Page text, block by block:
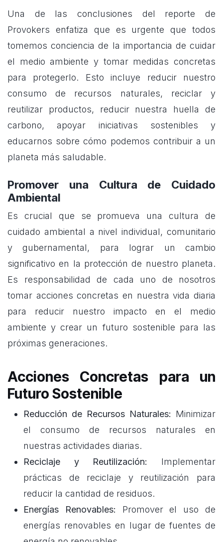
Una de las conclusiones del reporte de
Provokers enfatiza que es urgente que todos
tomemos conciencia de la importancia de cuidar
el medio ambiente y tomar medidas concretas
para protegerlo. Esto incluye reducir nuestro
consumo de recursos naturales, reciclar y
reutilizar productos, reducir nuestra huella de
carbono, apoyar iniciativas sostenibles y
educarnos sobre cómo podemos contribuir a un
planeta más saludable.
Promover una Cultura de Cuidado
Ambiental
Es crucial que se promueva una cultura de
cuidado ambiental a nivel individual, comunitario
y gubernamental, para lograr un cambio
significativo en la protección de nuestro planeta.
Es responsabilidad de cada uno de nosotros
tomar acciones concretas en nuestra vida diaria
para reducir nuestro impacto en el medio
ambiente y crear un futuro sostenible para las
próximas generaciones.
Acciones Concretas para un
Futuro Sostenible
Reducción de Recursos Naturales: Minimizar
el consumo de recursos naturales en
nuestras actividades diarias.
Reciclaje y Reutilización:
Implementar
prácticas de reciclaje y reutilización para
reducir la cantidad de residuos.
Energías Renovables: Promover el uso de
energías renovables en lugar de fuentes de